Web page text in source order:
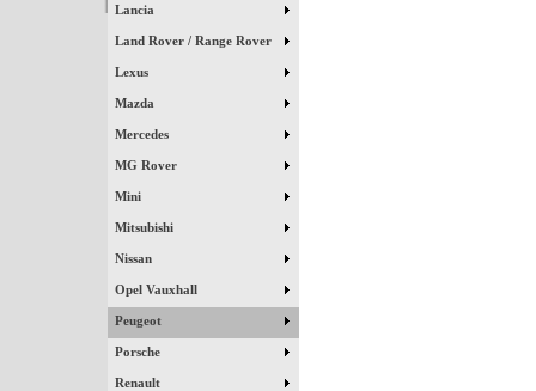
Lancia
Land Rover / Range Rover
Lexus
Mazda
Mercedes
MG Rover
Mini
Mitsubishi
Nissan
Opel Vauxhall
Peugeot
Porsche
Renault